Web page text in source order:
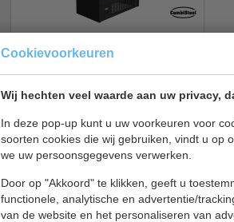
Cookievoorkeuren
Wij hechten veel waarde aan uw privacy,
In deze pop-up kunt u uw voorkeuren voor
soorten cookies die wij gebruiken, vindt u op
we uw persoonsgegevens verwerken.
Door op "Akkoord" te klikken, geeft u
functionele, analytische en advertentie/
van de website en het personaliseren van
koeling een garantie van twee jaar.
Bestel de perfecte
Wilt u meer informatie over onze
online en ontvang deze snel. Wij leveren
Wand Koeling | B130 x D66 x
Wandkoeling bekijken
Tefcold PC 1250 B